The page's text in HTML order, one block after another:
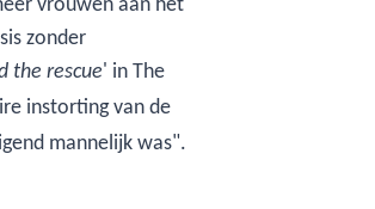
zonder
the rescue' in The
instorting van de
mannelijk was".